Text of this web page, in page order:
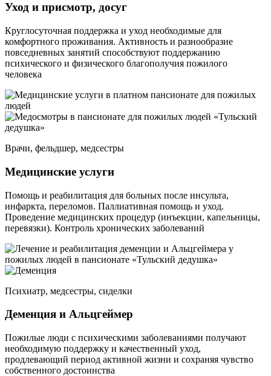
Уход и присмотр, досуг
Круглосуточная поддержка и уход необходимые для
комфортного проживания. Активность и разнообразие
повседневных занятий способствуют поддержанию
психического и физического благополучия пожилого
человека
Врачи, фельдшер, медсестры
Медицинские услуги
Помощь и реабилитация для больных после инсульта,
инфаркта, переломов. Паллиативная помощь и уход.
Проведение медицинских процедур (инъекции, капельницы,
перевязки). Контроль хронических заболеваний
Психиатр, медсестры, сиделки
Деменция и Альцгеймер
Пожилые люди с психическими заболеваниями получают
необходимую поддержку и качественный уход,
продлевающий период активной жизни и сохраняя чувство
собственного достоинства